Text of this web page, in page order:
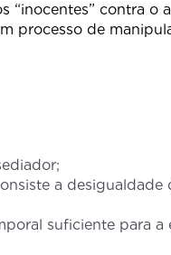
“inocentes” contra o
processo de
a desigualdade
suficiente para a